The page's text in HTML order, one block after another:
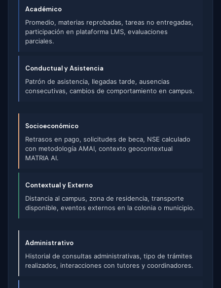
Académico
Promedio, materias reprobadas, tareas no entregadas,
participación en plataforma LMS, evaluaciones
parciales.
Conductual y Asistencia
Patrón de asistencia, llegadas tarde, ausencias
consecutivas, cambios de comportamiento en campus.
Socioeconómico
Retrasos en pago, solicitudes de beca, NSE calculado
con metodología AMAI, contexto geocontextual
MATRIA AI.
Contextual y Externo
Distancia al campus, zona de residencia, transporte
disponible, eventos externos en la colonia o municipio.
Administrativo
Historial de consultas administrativas, tipo de trámites
realizados, interacciones con tutores y coordinadores.